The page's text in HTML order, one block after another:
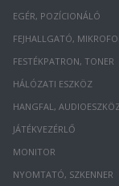
EGÉR, POZÍCIONÁLÓ
FEJHALLGATÓ,
FESTÉKPATRON, TONER
HÁLÓZATI ESZKÖZ
HANGFAL,
JÁTÉKVEZÉRLŐ
MONITOR
NYOMTATÓ, SZKENNER